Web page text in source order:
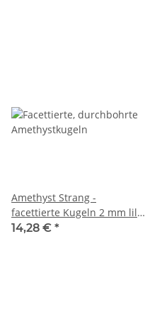
Amethyst Strang -
facettierte Kugeln 2 mm lila,
Länge 39 cm /5860
14,28 € *